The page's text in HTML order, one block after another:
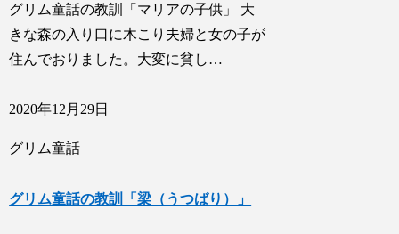
グリム童話の教訓「マリアの子供」 大
きな森の入り口に木こり夫婦と女の子が
住んでおりました。大変に貧し…
2020年12月29日
グリム童話
グリム童話の教訓「梁（うつばり）」